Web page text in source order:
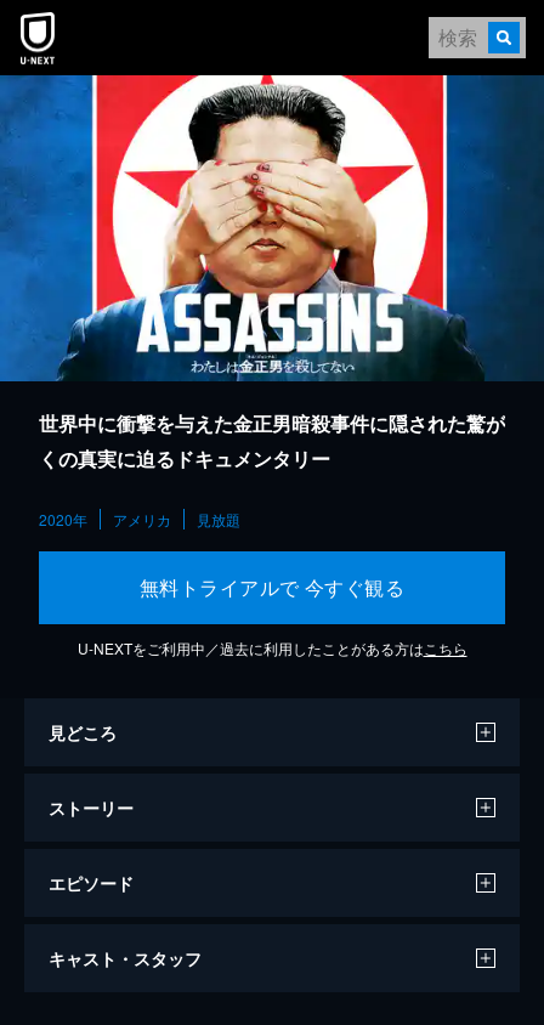
本文へスキップ
世界中に衝撃を与えた金正男暗殺事件に隠された驚が
くの真実に迫るドキュメンタリー
2020年 アメリカ 見放題
無料トライアルで 今すぐ観る
U-NEXTをご利用中／過去に利用したことがある方は こちら
見どころ
ストーリー
エピソード
わたしは金正男を殺してない
キャスト・スタッフ